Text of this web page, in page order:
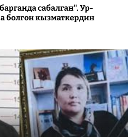
сабалган". Ур-
болгон кызматкердин